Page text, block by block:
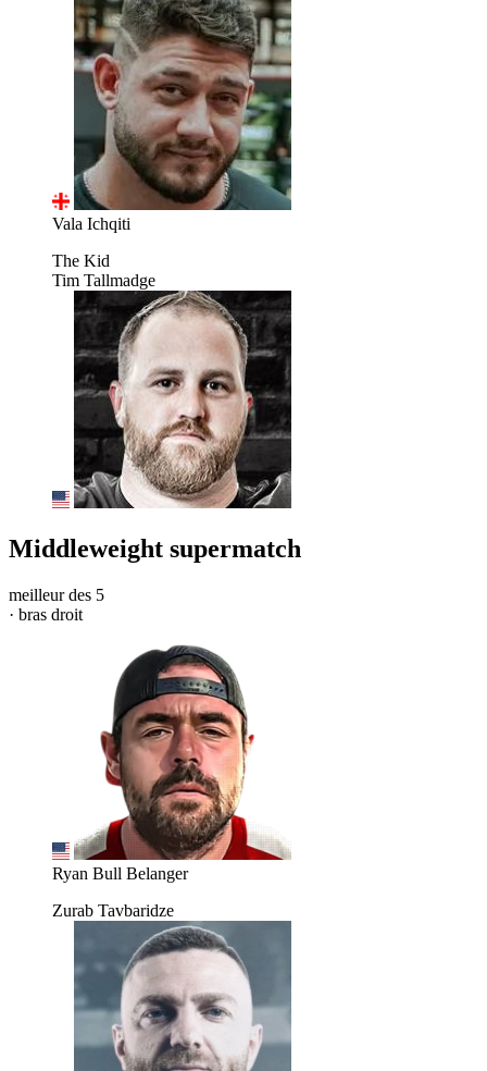
Vala Ichqiti
The Kid
Tim Tallmadge
Middleweight supermatch
meilleur des 5
· bras droit
Ryan Bull Belanger
Zurab Tavbaridze